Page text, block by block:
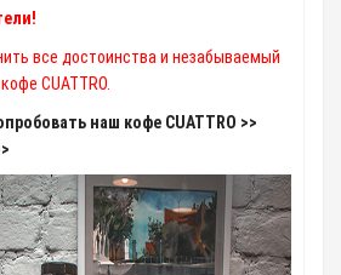
все достоинства и незабываемый
CUATTRO.
наш кофе CUATTRO >>